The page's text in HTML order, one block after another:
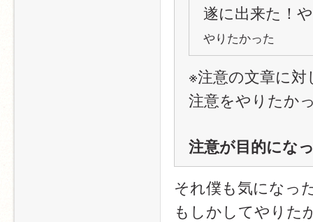
遂に出来た！
やりたかった
※注意の文章に
注意をやりたか
注意が目的にな
それ僕も気になっ
もしかしてやりた